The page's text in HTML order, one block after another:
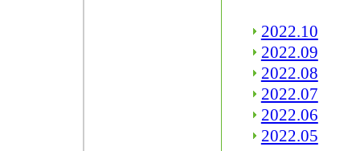
2022.10
2022.09
2022.08
2022.07
2022.06
2022.05